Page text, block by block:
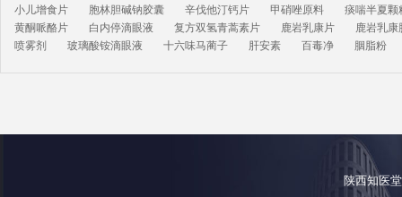
小儿增食片 胞林胆碱钠胶囊 辛伐他汀钙片 甲硝唑原料
痰喘半夏颗
黄酮哌酪片
白内停滴眼液 复方双氢青蒿素片 鹿岩乳康片
鹿岩乳康
喷雾剂
玻璃酸铵滴眼液 十六味马蔺子 肝安素 百毒净 胭脂粉
陕西知医